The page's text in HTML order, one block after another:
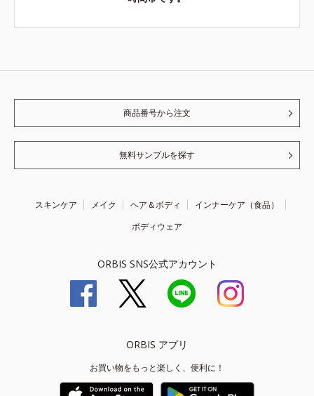
商品番号から注文
無料サンプルを探す
スキンケア メイク ヘア＆ボディ
インナーケア（食品）
ボディウェア
ORBIS SNS公式アカウント
ORBIS アプリ
お買い物をもっと楽しく、便利に！